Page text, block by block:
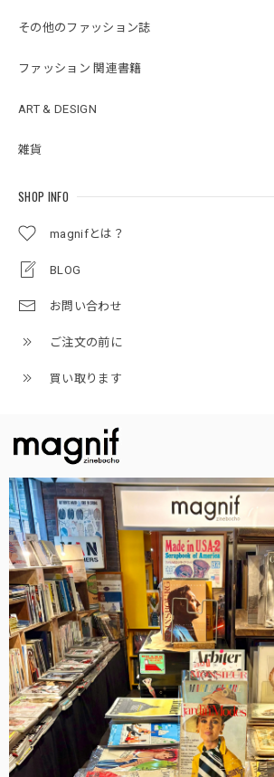
その他のファッション誌
ファッション 関連書籍
ART & DESIGN
雑貨
SHOP INFO
magnifとは？
BLOG
お問い合わせ
ご注文の前に
買い取ります